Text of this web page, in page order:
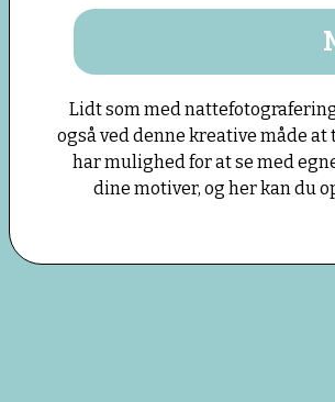
Lidt som med
også ved denne kreative måde
har mulighed for at se med
dine motiver, og her kan du